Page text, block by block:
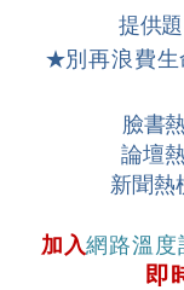
提供
★別再浪費
臉書
論壇
新聞熱
加入網路溫度
即